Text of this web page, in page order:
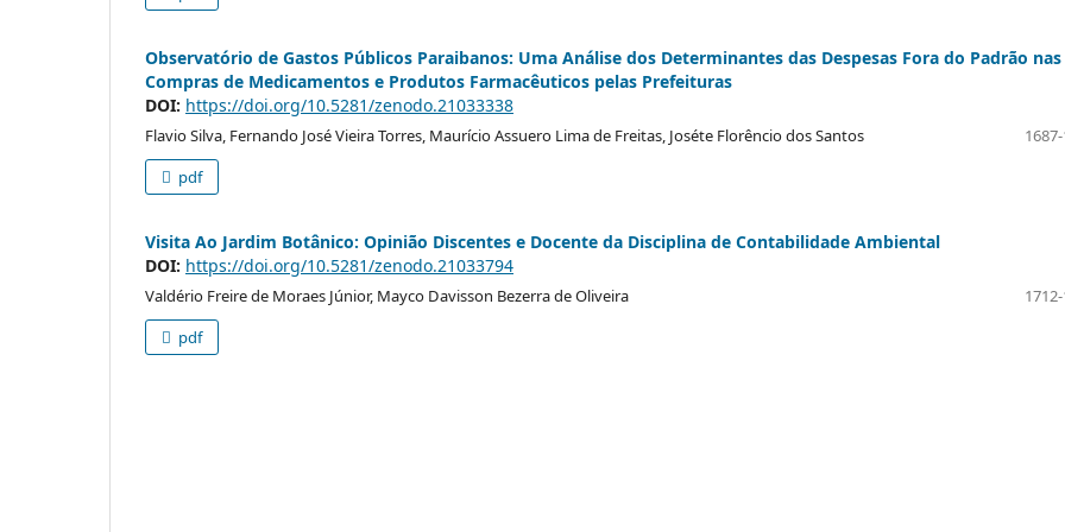
Observatório de Gastos Públicos Paraibanos: Uma Análise dos Determinantes das Despesas Fora do Padrão nas
Compras de Medicamentos e Produtos Farmacêuticos pelas Prefeituras
DOI: https://doi.org/10.5281/zenodo.21033338
Flavio Silva, Fernando José Vieira Torres, Maurício Assuero Lima de Freitas, Joséte Florêncio dos Santos
pdf
Visita Ao Jardim Botânico: Opinião Discentes e Docente da Disciplina de Contabilidade Ambiental
DOI: https://doi.org/10.5281/zenodo.21033794
Valdério Freire de Moraes Júnior, Mayco Davisson Bezerra de Oliveira
pdf